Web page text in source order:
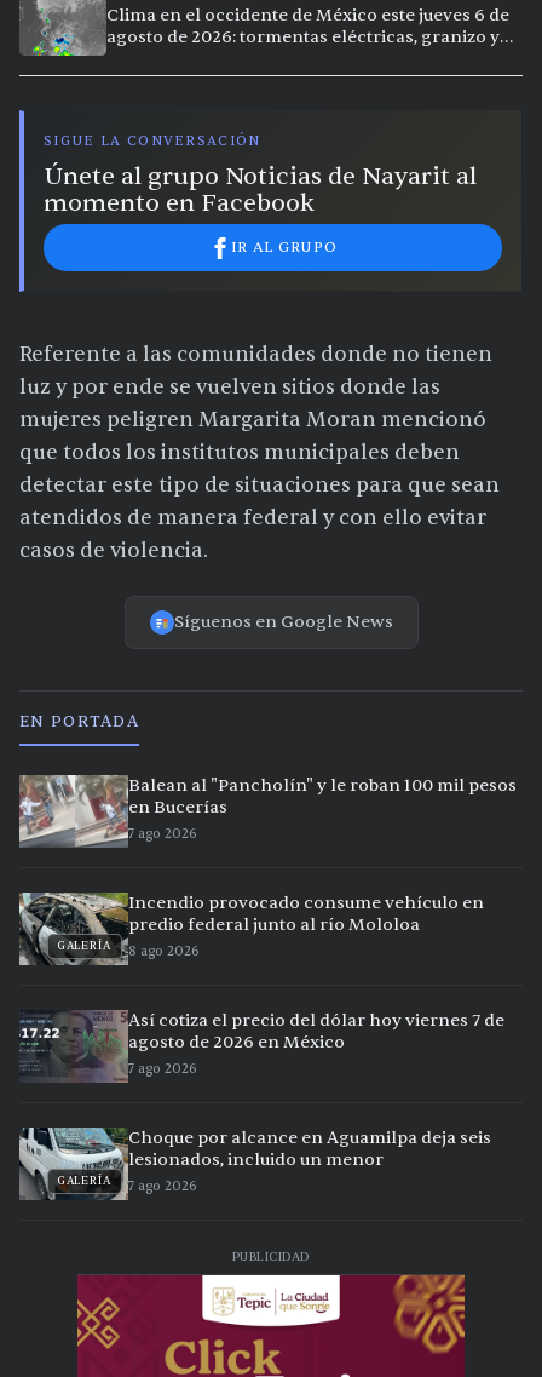
Clima en el occidente de México este jueves 6 de
agosto de 2026: tormentas eléctricas, granizo y
SIGUE LA CONVERSACIÓN
Únete al grupo Noticias de Nayarit al
momento en Facebook
IR AL GRUPO
Referente a las comunidades donde no tienen
luz y por ende se vuelven sitios donde las
mujeres peligren Margarita Moran mencionó
que todos los institutos municipales deben
detectar este tipo de situaciones para que sean
atendidos de manera federal y con ello evitar
casos de violencia.
Síguenos en Google News
EN PORTADA
Balean al "Pancholín" y le roban 100 mil pesos
en Bucerías
7 ago 2026
GALERÍA
Incendio provocado consume vehículo en
predio federal junto al río Mololoa
8 ago 2026
Así cotiza el precio del dólar hoy viernes 7 de
agosto de 2026 en México
7 ago 2026
GALERÍA
Choque por alcance en Aguamilpa deja seis
lesionados, incluido un menor
7 ago 2026
PUBLICIDAD